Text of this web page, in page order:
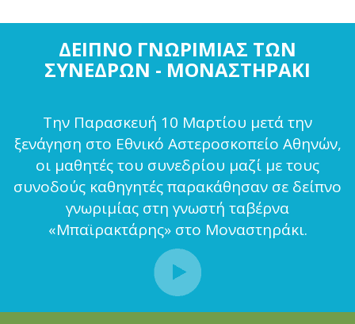
ΔΕΙΠΝΟ ΓΝΩΡΙΜΙΑΣ ΤΩΝ
ΣΥΝΕΔΡΩΝ - ΜΟΝΑΣΤΗΡΑΚΙ
Την Παρασκευή 10 Μαρτίου μετά την
ξενάγηση στο Εθνικό Αστεροσκοπείο Αθηνών,
οι μαθητές του συνεδρίου μαζί με τους
συνοδούς καθηγητές παρακάθησαν σε δείπνο
γνωριμίας στη γνωστή ταβέρνα
«Μπαϊρακτάρης» στο Μοναστηράκι.